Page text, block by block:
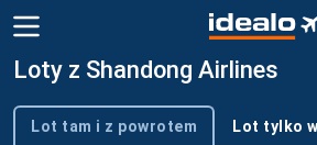
Loty z Shandong Airlines
Typ podróży
Lot tam i z powrotem Lot tylko